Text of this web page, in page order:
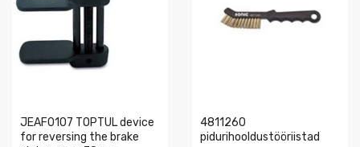
JEAF0107 TOPTUL device
for reversing the brake
4811260
pidurihooldustööriistad